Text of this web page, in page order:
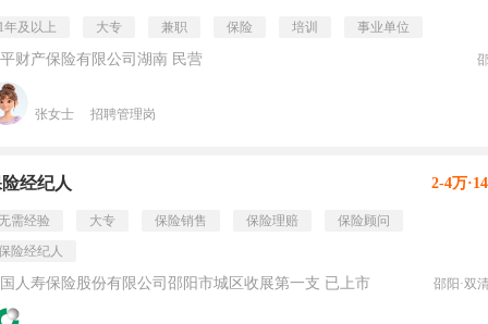
年及以上 大专 兼职 保险 培训 事业单位
财产保险有限公司湖南 民营
张女士 招聘管理岗
经纪人 2-4万
需经验 大专 保险销售 保险理赔
保险顾问
险经纪人
人寿保险股份有限公司邵阳市城区收展第一支 已上市 邵阳·双